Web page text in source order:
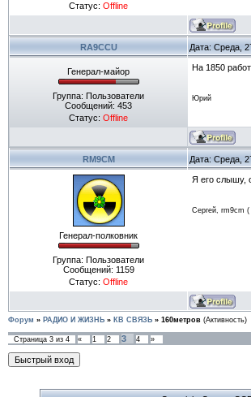
Статус: Offline
RA9CCU Дата: Среда,
Генерал-майор
Группа: Пользователи
Сообщений: 453
Статус: Offline
На 1850
Юрий
RM9CM Дата: Среда,
Генерал-полковник
Группа: Пользователи
Сообщений: 1159
Статус: Offline
Я его слышу,
Сергей, rm9cm
Форум » РАДИО И ЖИЗНЬ » КВ СВЯЗЬ » 160метров (Активность)
Страница 3 из 4 « 1 2 3 4 »